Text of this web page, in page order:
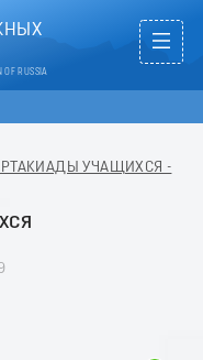
OF RUSSIA
УЧАЩИХСЯ -